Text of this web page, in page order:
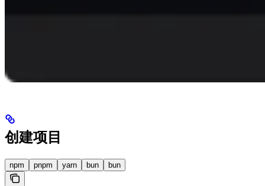
创建项目
npm pnpm yarn bun bun